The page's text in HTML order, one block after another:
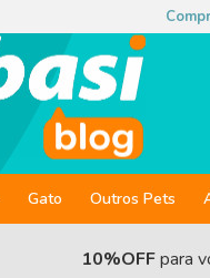
Gato Outros Pets
10%OFFpara